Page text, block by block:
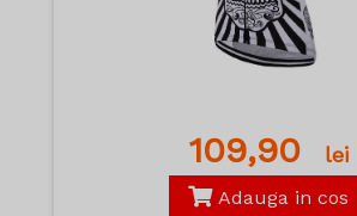
109,90 lei
Adauga in cos